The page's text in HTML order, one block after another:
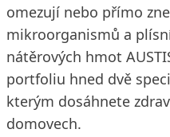
omezují nebo přímo
mikroorganismů a
nátěrových hmot
portfoliu hned dvě
kterým dosáhnete
domovech.